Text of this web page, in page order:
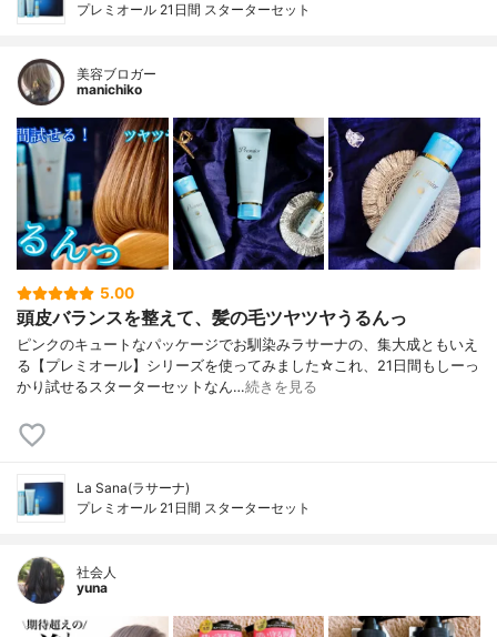
プレミオール 21日間 スターターセット
美容ブロガー
manichiko
5.00
頭皮バランスを整えて、髪の毛ツヤツヤうるんっ
ピンクのキュートなパッケージでお馴染みラサーナの、集大成ともいえ
る【プレミオール】シリーズを使ってみました☆これ、21日間もしーっ
かり試せるスターターセットなん…続きを見る
La Sana(ラサーナ)
プレミオール 21日間 スターターセット
社会人
yuna